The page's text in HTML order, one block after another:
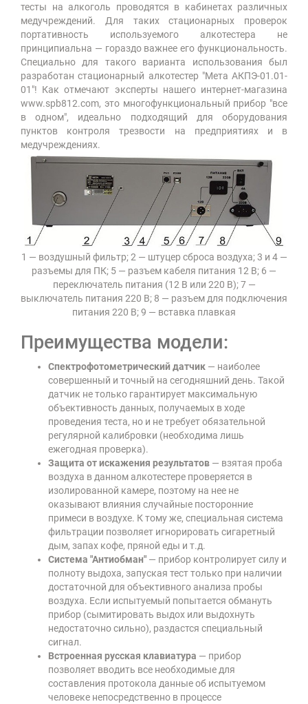
тесты на алкоголь проводятся в кабинетах различных
медучреждений. Для таких стационарных проверок
портативность используемого алкотестера не
принципиальна — гораздо важнее его функциональность.
Специально для такого варианта использования был
разработан стационарный алкотестер "Мета АКПЭ-01.01-
01"! Как отмечают эксперты нашего интернет-магазина
www.spb812.com, это многофункциональный прибор "все
в одном", идеально подходящий для оборудования
пунктов контроля трезвости на предприятиях и в
медучреждениях.
1 — воздушный фильтр; 2 — штуцер сброса воздуха; 3 и 4 —
разъемы для ПК; 5 — разъем кабеля питания 12 В; 6 —
переключатель питания (12 В или 220 В); 7 —
выключатель питания 220 В; 8 — разъем для подключения
питания 220 В; 9 — вставка плавкая
Преимущества модели:
Спектрофотометрический датчик — наиболее
совершенный и точный на сегодняшний день. Такой
датчик не только гарантирует максимальную
объективность данных, получаемых в ходе
проведения теста, но и не требует обязательной
регулярной калибровки (необходима лишь
ежегодная проверка).
Защита от искажения результатов — взятая проба
воздуха в данном алкотестере проверяется в
изолированной камере, поэтому на нее не
оказывают влияния случайные посторонние
примеси в воздухе. К тому же, специальная система
фильтрации позволяет игнорировать сигаретный
дым, запах кофе, пряной еды и т.д.
Система "Антиобман" — прибор контролирует силу и
полноту выдоха, запуская тест только при наличии
достаточной для объективного анализа пробы
воздуха. Если испытуемый попытается обмануть
прибор (сымитировать выдох или выдохнуть
недостаточно сильно), раздастся специальный
сигнал.
Встроенная русская клавиатура — прибор
позволяет вводить все необходимые для
составления протокола данные об испытуемом
человеке непосредственно в процессе